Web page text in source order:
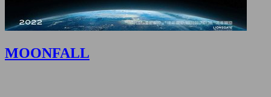
MOONFALL